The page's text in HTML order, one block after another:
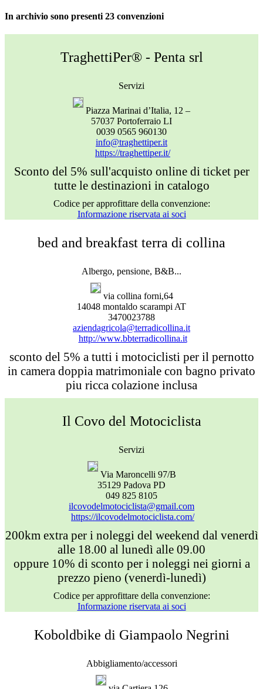
In archivio sono presenti 23 convenzioni
TraghettiPer® - Penta srl
Servizi
Piazza Marinai d’Italia, 12 –
57037 Portoferraio LI
0039 0565 960130
info@traghettiper.it
https://traghettiper.it/
Sconto del 5% sull'acquisto online di ticket per
tutte le destinazioni in catalogo
Codice per approfittare della convenzione:
Informazione riservata ai soci
bed and breakfast terra di collina
Albergo, pensione, B&B...
via collina forni,64
14048 montaldo scarampi AT
3470023788
aziendagricola@terradicollina.it
http://www.bbterradicollina.it
sconto del 5% a tutti i motociclisti per il pernotto
in camera doppia matrimoniale con bagno privato
piu ricca colazione inclusa
Il Covo del Motociclista
Servizi
Via Maroncelli 97/B
35129 Padova PD
049 825 8105
ilcovodelmotociclista@gmail.com
https://ilcovodelmotociclista.com/
200km extra per i noleggi del weekend dal venerdì
alle 18.00 al lunedì alle 09.00
oppure 10% di sconto per i noleggi nei giorni a
prezzo pieno (venerdì-lunedì)
Codice per approfittare della convenzione:
Informazione riservata ai soci
Koboldbike di Giampaolo Negrini
Abbigliamento/accessori